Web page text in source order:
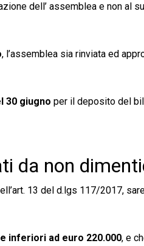
dell’ assemblea e non al
, l’assemblea sia rinviata ed
30 giugno per il deposito del
da non
13 del d.lgs 117/2017,
inferiori ad euro 220.000, e